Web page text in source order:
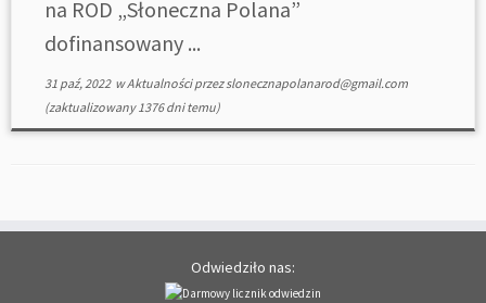
na ROD „Słoneczna Polana”
dofinansowany ...
31 paź, 2022wAktualnościprzezslonecznapolanarod@gmail.com
(zaktualizowany 1376 dni temu)
Odwiedziło nas: